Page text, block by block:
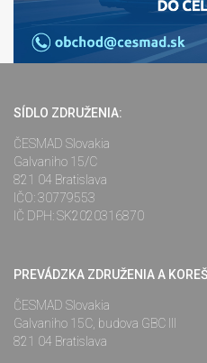
SÍDLO ZDRUŽENIA:
ČESMAD Slovakia
Galvaniho 15/C
821 04 Bratislava
IČO: 30779553
IČ DPH: SK2020316870
PREVÁDZKA ZDRUŽENIA A
ČESMAD Slovakia
Galvaniho 15C, budova GBC III
821 04 Bratislava